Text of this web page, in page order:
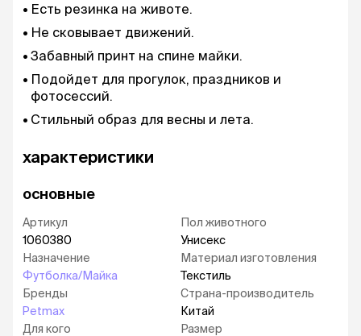
Есть резинка на животе.
Не сковывает движений.
Забавный принт на спине майки.
Подойдет для прогулок, праздников и
фотосессий.
Стильный образ для весны и лета.
характеристики
основные
Артикул
1060380
Назначение
Футболка/Майка
Бренды
Petmax
Для кого
Пол животного
Унисекс
Материал изготовления
Текстиль
Страна-производитель
Китай
Размер